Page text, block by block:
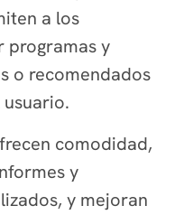
a los
programas y
o recomendados
comodidad,
y
y mejoran